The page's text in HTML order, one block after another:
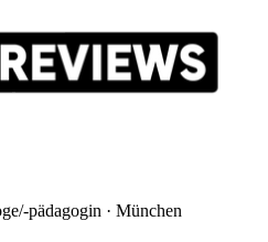
pädagogin · München